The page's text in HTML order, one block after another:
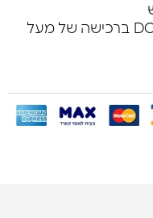
משלוח חינם באמצעות לוקר DONE ברכישה של מעל